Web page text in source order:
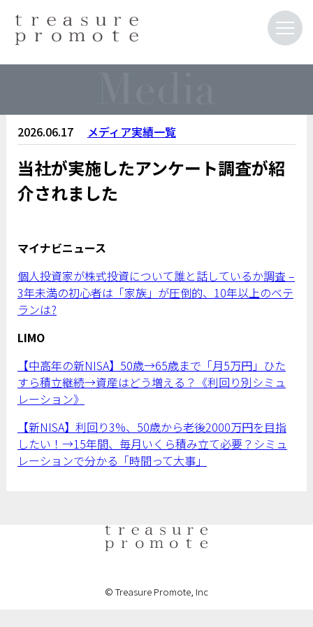
2026.06.17 メディア実績一覧
当社が実施したアンケート調査が紹
介されました
マイナビニュース
個人投資家が株式投資について誰と話しているか調査 –
3年未満の初心者は「家族」が圧倒的、10年以上のベテ
ランは?
LIMO
【中高年の新NISA】50歳→65歳まで「月5万円」ひた
すら積立継続→資産はどう増える？《利回り別シミュ
レーション》
【新NISA】利回り3%、50歳から老後2000万円を目指
したい！→15年間、毎月いくら積み立て必要？シミュ
レーションで分かる「時間って大事」
© Treasure Promote, Inc